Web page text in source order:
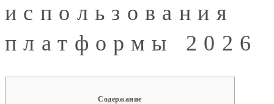
использования
платформы 2026
Содержание